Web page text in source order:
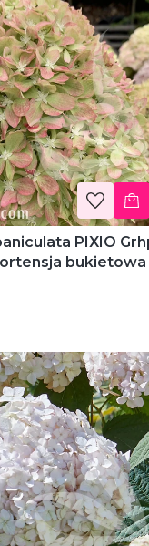
bukietowa